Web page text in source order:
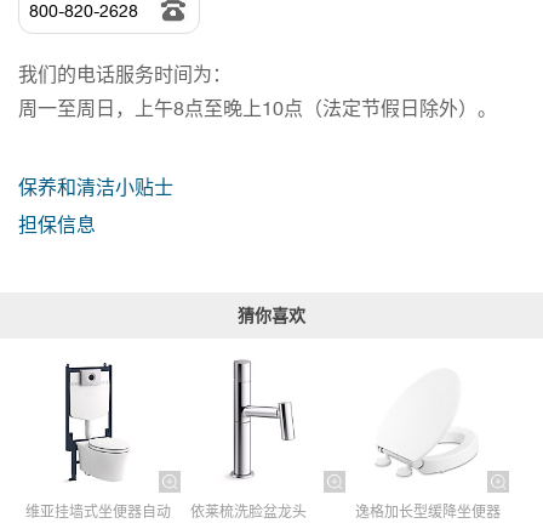
800-820-2628
我们的电话服务时间为：
周一至周日，上午8点至晚上10点（法定节假日除外）。
保养和清洁小贴士
担保信息
猜你喜欢
维亚挂墙式坐便器自动
依莱梳洗脸盆龙头
逸格加长型缓降坐便器